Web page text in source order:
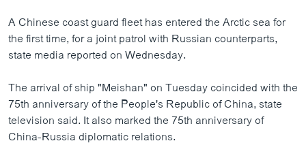
A Chinese coast guard fleet has entered the Arctic sea for
the first time, for a joint patrol with Russian counterparts,
state media reported on Wednesday.
The arrival of ship "Meishan" on Tuesday coincided with the
75th anniversary of the People's Republic of China, state
television said. It also marked the 75th anniversary of
China-Russia diplomatic relations.